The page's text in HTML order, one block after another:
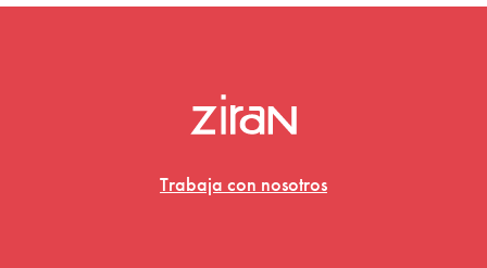
Trabaja con nosotros